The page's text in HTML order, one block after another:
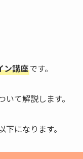
ン講座です。
て解説します。
になります。